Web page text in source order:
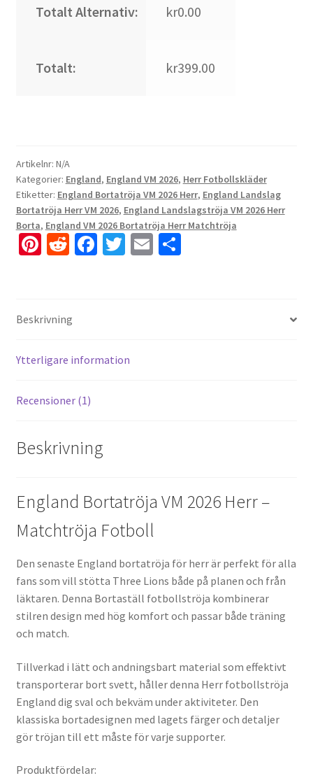
Totalt Alternativ: kr0.00
Totalt: kr399.00
Artikelnr: N/A
Kategorier: England, England VM 2026, Herr Fotbollskläder
Etiketter: England Bortatröja VM 2026 Herr, England Landslag
Bortatröja Herr VM 2026, England Landslagströja VM 2026 Herr
Borta, England VM 2026 Bortatröja Herr Matchtröja
Pi
es
R
di
t
Fa
k
T E D
Beskrivning
Ytterligare information
Recensioner (1)
Beskrivning
England Bortatröja VM 2026 Herr –
Matchtröja Fotboll
Den senaste England bortatröja för herr är perfekt för alla
fans som vill stötta Three Lions både på planen och från
läktaren. Denna Bortaställ fotbollströja kombinerar
stilren design med hög komfort och passar både träning
och match.
Tillverkad i lätt och andningsbart material som effektivt
transporterar bort svett, håller denna Herr fotbollströja
England dig sval och bekväm under aktiviteter. Den
klassiska bortadesignen med lagets färger och detaljer
gör tröjan till ett måste för varje supporter.
Produktfördelar: